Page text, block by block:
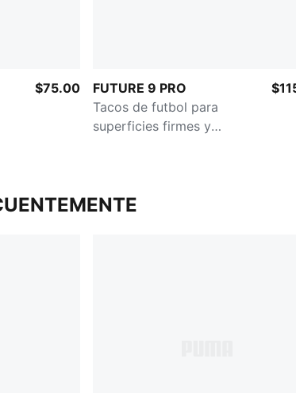
$75.00
FUTURE 9 PRO
Tacos de futbol para
superficies firmes y